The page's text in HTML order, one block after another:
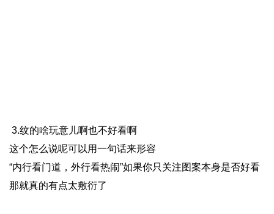
3.纹的啥玩意儿啊也不好看啊
这个怎么说呢可以用一句话来形容
“内行看门道，外行看热闹”如果你只关注图案本身是否好看
那就真的有点太敷衍了